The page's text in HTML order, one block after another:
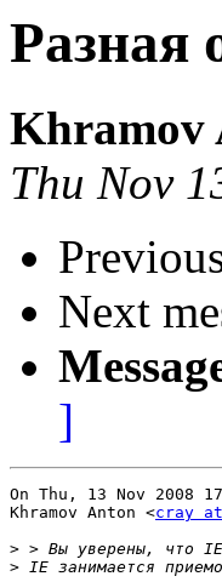
Разная
Khramov
Thu Nov
Next
]
On Thu, 13 Nov 2008
Khramov Anton <cray
>
>